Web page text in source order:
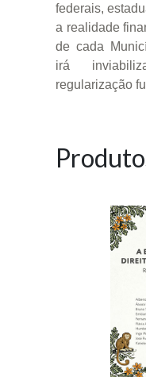
federais,
a realidade
de cada
irá
regularização